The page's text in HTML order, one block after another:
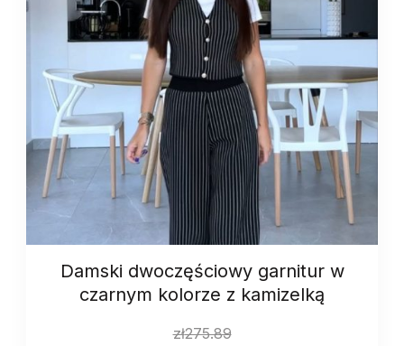
Damski dwoczęściowy garnitur w
czarnym kolorze z kamizelką
zł275.89